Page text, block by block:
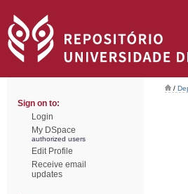
Sign on to:
Login
My DSpace
authorized users
Edit Profile
Receive email
updates
/